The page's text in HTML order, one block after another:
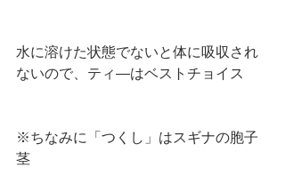
水に溶けた状態でないと体に吸収され
ないので、ティ―はベストチョイス
※ちなみに「つくし」はスギナの胞子
茎